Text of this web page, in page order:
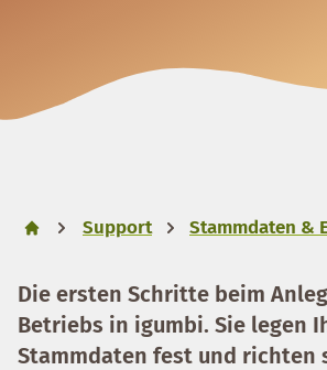
Support Stammdaten &
Die ersten Schritte beim
Betriebs in igumbi. Sie legen
Stammdaten fest und richten